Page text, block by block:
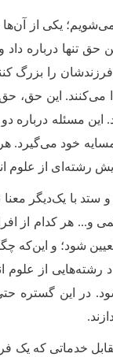
می‌شویم؛ یکی از
حق تنها درباره
را بزرگ
می‌کنند. این
این مسئله
خود
رشته‌ای از
و ستد با یک‌دیگر
و... هر کدام از
شود؛ و این‌که
از علوم
در این گستره
خدماتی که یک